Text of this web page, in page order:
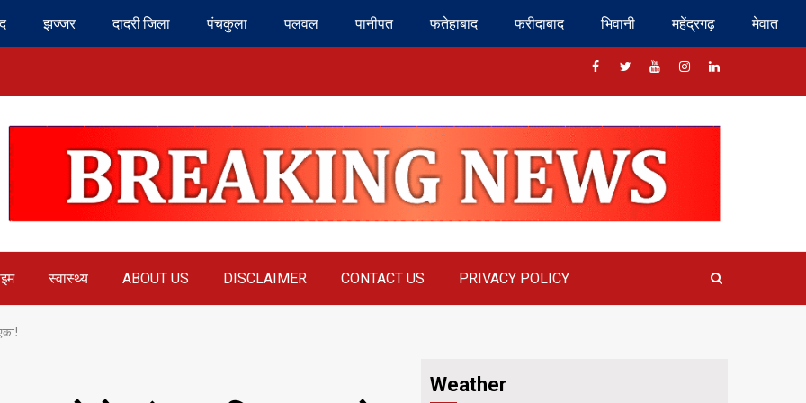
झज्जर दादरी जिला पंचकुला पलवल पानीपत फतेहाबाद फरीदाबाद भिवानी महेंद्रगढ़ मेवात
Facebook
TwitterYoutubeInstragram
Linkedin
स्वास्थ्य ABOUT US DISCLAIMER CONTACT US PRIVACY POLICY
Weather